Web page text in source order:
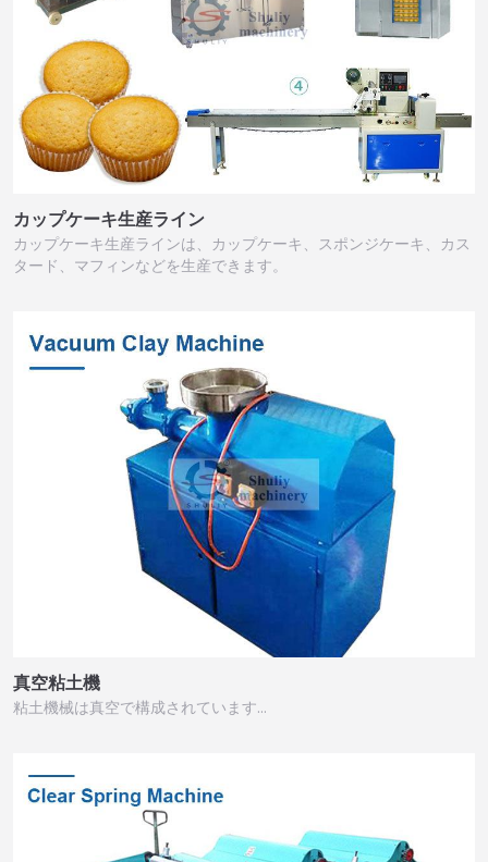
カップケーキ生産ライン
カップケーキ生産ラインは、カップケーキ、スポンジケーキ、カス
タード、マフィンなどを生産できます。
真空粘土機
粘土機械は真空で構成されています…